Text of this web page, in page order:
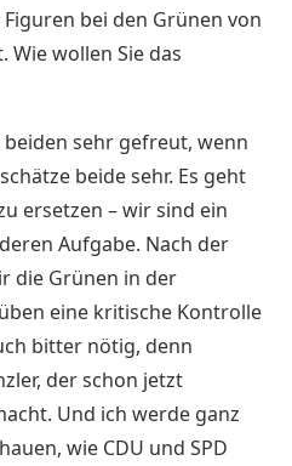
bei den Grünen von
Wie wollen Sie das
sehr gefreut, wenn
beide sehr. Es geht
ersetzen – wir sind ein
Aufgabe. Nach der
die Grünen in der
eine kritische Kontrolle
bitter nötig, denn
der schon jetzt
Und ich werde ganz
wie CDU und SPD